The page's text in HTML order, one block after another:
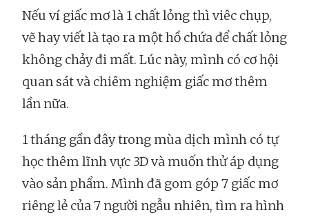
Nếu ví giấc mơ là 1 chất lỏng thì viêc chụp,
vẽ hay viết là tạo ra một hồ chứa để chất lỏng
không chảy đi mất. Lúc này, mình có cơ hội
quan sát và chiêm nghiệm giấc mơ thêm
lần nữa.
1 tháng gần đây trong mùa dịch mình có tự
học thêm lĩnh vực 3D và muốn thử áp dụng
vào sản phẩm. Mình đã gom góp 7 giấc mơ
riêng lẻ của 7 người ngẫu nhiên, tìm ra hình